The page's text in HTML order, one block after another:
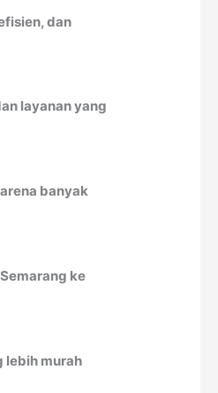
dan
layanan yang
banyak
ke
lebih murah